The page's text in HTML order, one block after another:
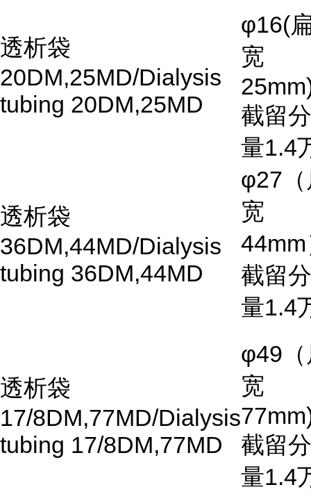
透析袋
20DM,25MD/Dialysis
tubing 20DM,25MD
φ16(
宽
截留
量1.4
透析袋
36DM,44MD/Dialysis
tubing 36DM,44MD
φ27
宽
44mm
截留
量1.4
透析袋
17/8DM,77MD/Dialysis
tubing 17/8DM,77MD
φ49
宽
截留
量1.4